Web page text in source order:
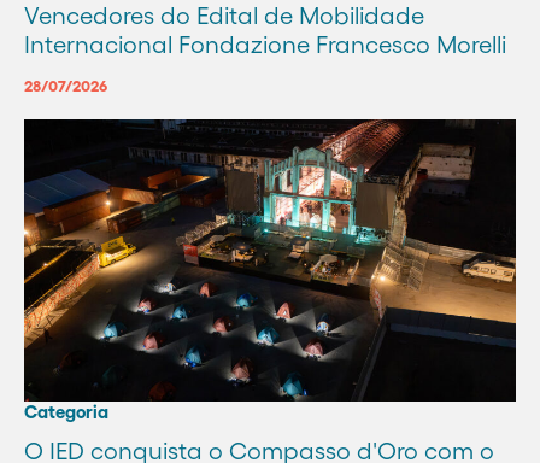
Vencedores do Edital de Mobilidade
Internacional Fondazione Francesco Morelli
28/07/2026
Categoria
O IED conquista o Compasso d'Oro com o